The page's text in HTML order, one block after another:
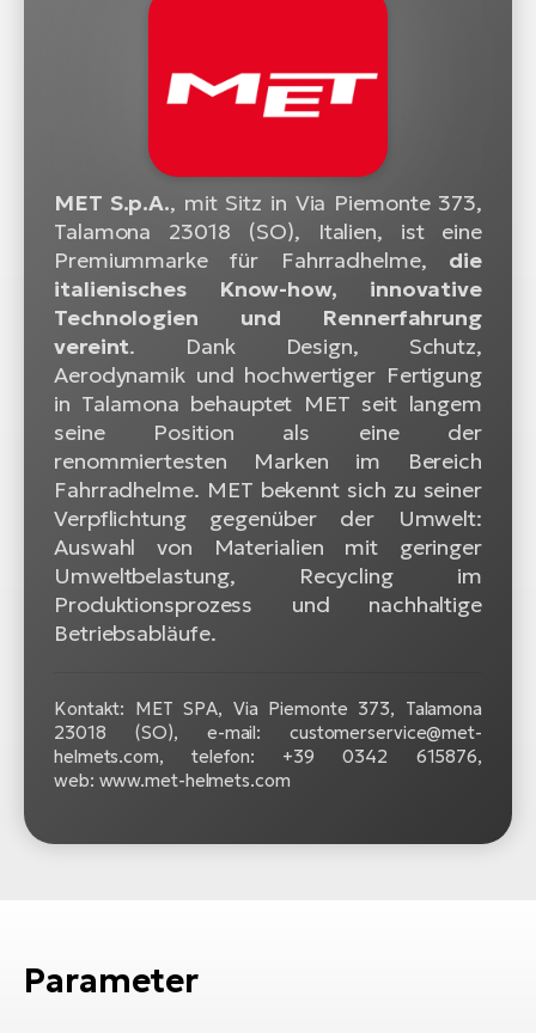
MET S.p.A., mit Sitz in Via Piemonte 373,
Talamona 23018 (SO), Italien, ist eine
Premiummarke für Fahrradhelme, die
italienisches Know-how, innovative
Technologien und Rennerfahrung
vereint. Dank Design, Schutz,
Aerodynamik und hochwertiger Fertigung
in Talamona behauptet MET seit langem
seine Position als eine der
renommiertesten Marken im Bereich
Fahrradhelme. MET bekennt sich zu seiner
Verpflichtung gegenüber der Umwelt:
Auswahl von Materialien mit geringer
Umweltbelastung, Recycling im
Produktionsprozess und nachhaltige
Betriebsabläufe.
Kontakt: MET SPA, Via Piemonte 373, Talamona
23018 (SO), e-mail: customerservice@met-
helmets.com, telefon: +39 0342 615876,
web: www.met-helmets.com
Parameter